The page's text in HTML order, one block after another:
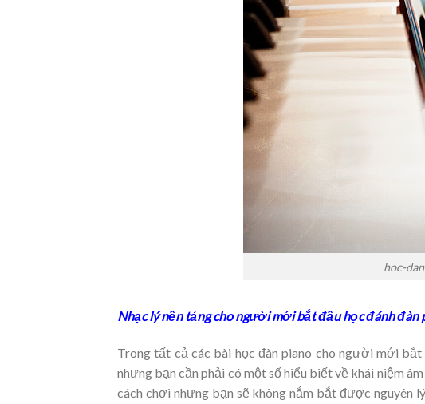
hoc-
Nhạc lý nền tảng cho người mới bắt đầu học đánh đàn
Trong tất cả các bài học đàn piano cho người mới
nhưng bạn cần phải có một số hiểu biết về khái niệm
cách chơi nhưng bạn sẽ không nắm bắt được nguyên